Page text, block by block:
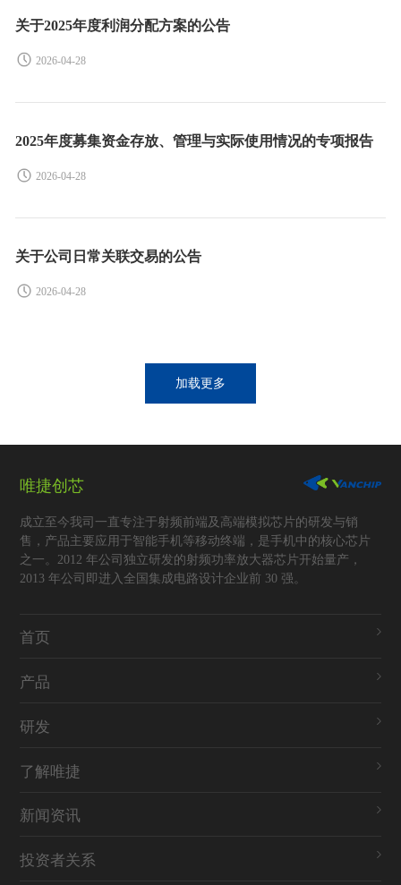
关于2025年度利润分配方案的公告
2026-04-28
2025年度募集资金存放、管理与实际使用情况的专项报告
2026-04-28
关于公司日常关联交易的公告
2026-04-28
加载更多
唯捷创芯
成立至今我司一直专注于射频前端及高端模拟芯片的研发与销
售，产品主要应用于智能手机等移动终端，是手机中的核心芯片
之一。2012 年公司独立研发的射频功率放大器芯片开始量产，
2013 年公司即进入全国集成电路设计企业前 30 强。
首页 
产品 
研发 
了解唯捷 
新闻资讯 
投资者关系 